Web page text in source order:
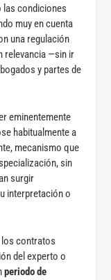
las condiciones
muy en cuenta
una regulación
relevancia —sin ir
y partes de
eminentemente
habitualmente a
mecanismo que
sin
surgir
interpretación o
los contratos
del experto o
periodo de